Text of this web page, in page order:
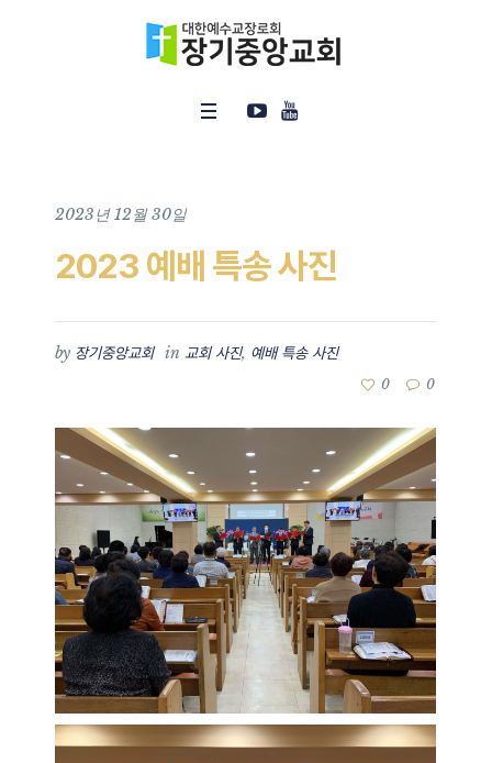
2023년 12월 30일
2023 예배 특송 사진
by 장기중앙교회 in 교회 사진, 예배 특송 사진
0 0